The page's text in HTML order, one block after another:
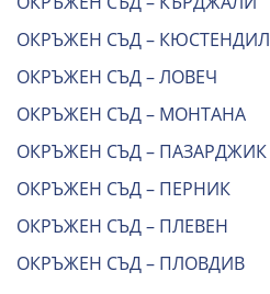
ОКРЪЖЕН СЪД – КЮСТЕНДИЛ
ОКРЪЖЕН СЪД – ЛОВЕЧ
ОКРЪЖЕН СЪД – МОНТАНА
ОКРЪЖЕН СЪД – ПАЗАРДЖИК
ОКРЪЖЕН СЪД – ПЕРНИК
ОКРЪЖЕН СЪД – ПЛЕВЕН
ОКРЪЖЕН СЪД – ПЛОВДИВ